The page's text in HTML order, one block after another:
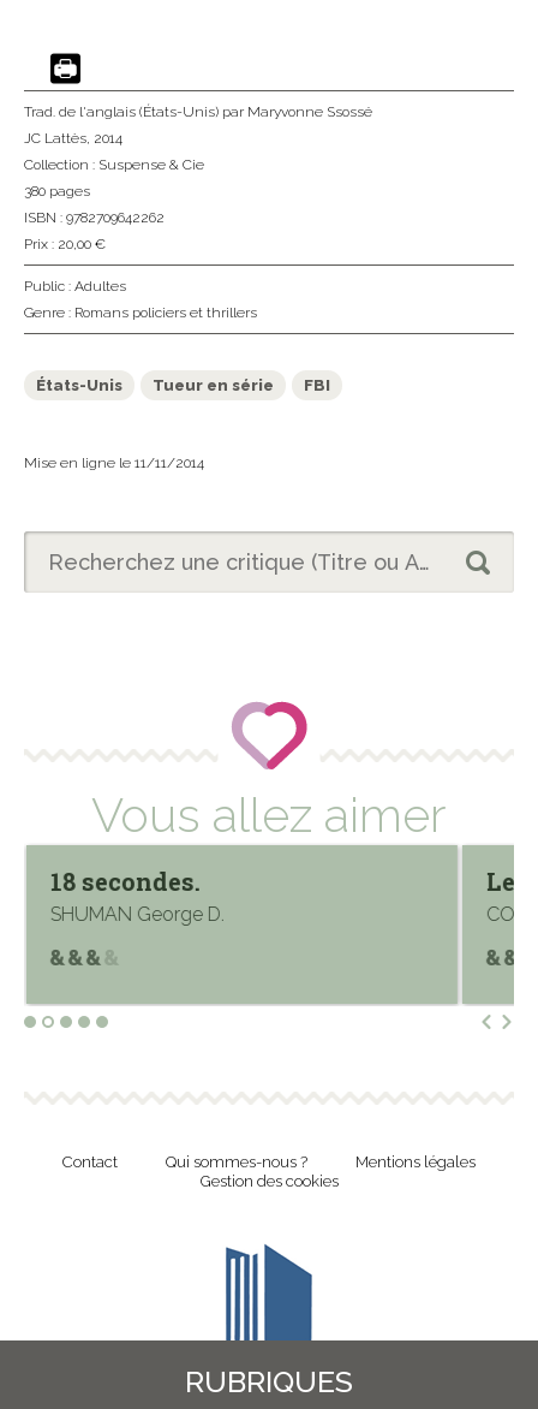
Trad. de l'anglais (États-Unis) par Maryvonne Ssossé
JC Lattès, 2014
Collection : Suspense & Cie
380 pages
ISBN : 9782709642262
Prix : 20,00 €
Public : Adultes
Genre : Romans policiers et thrillers
États-Unis Tueur en série FBI
Mise en ligne le 11/11/2014
Vous allez aimer
18 secondes.
SHUMAN George D.
Le
RUBRIQUES
Contact Qui sommes-nous ?
Mentions légales
Gestion des cookies
Revue en ligne de l'Union Nationale Culture et Bibliothèques Pour Tous